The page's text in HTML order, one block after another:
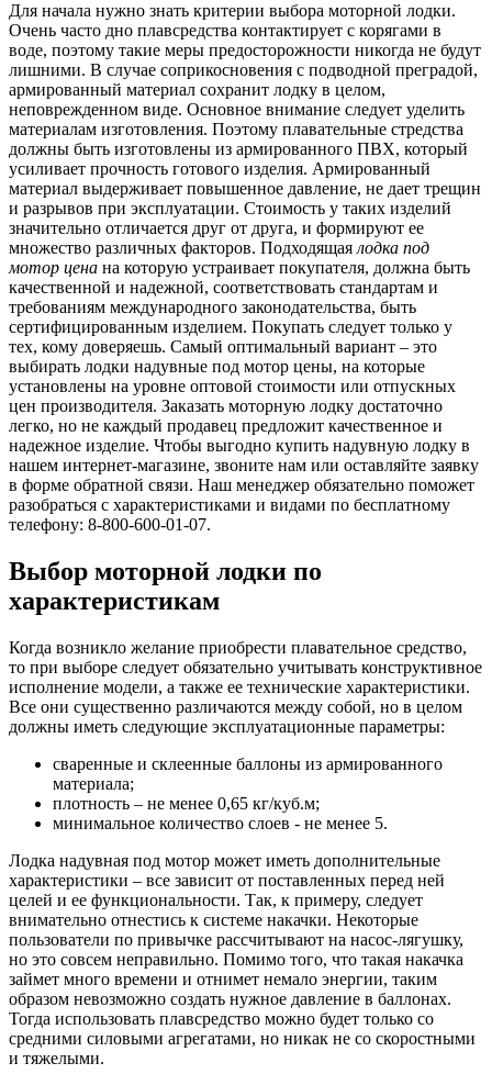
Для начала нужно знать критерии выбора моторной лодки.
Очень часто дно плавсредства контактирует с корягами в
воде, поэтому такие меры предосторожности никогда не будут
лишними. В случае соприкосновения с подводной преградой,
армированный материал сохранит лодку в целом,
неповрежденном виде. Основное внимание следует уделить
материалам изготовления. Поэтому плавательные стредства
должны быть изготовлены из армированного ПВХ, который
усиливает прочность готового изделия. Армированный
материал выдерживает повышенное давление, не дает трещин
и разрывов при эксплуатации. Стоимость у таких изделий
значительно отличается друг от друга, и формируют ее
множество различных факторов. Подходящая лодка под
мотор цена на которую устраивает покупателя, должна быть
качественной и надежной, соответствовать стандартам и
требованиям международного законодательства, быть
сертифицированным изделием. Покупать следует только у
тех, кому доверяешь. Самый оптимальный вариант – это
выбирать лодки надувные под мотор цены, на которые
установлены на уровне оптовой стоимости или отпускных
цен производителя. Заказать моторную лодку достаточно
легко, но не каждый продавец предложит качественное и
надежное изделие. Чтобы выгодно купить надувную лодку в
нашем интернет-магазине, звоните нам или оставляйте заявку
в форме обратной связи. Наш менеджер обязательно поможет
разобраться с характеристиками и видами по бесплатному
телефону: 8-800-600-01-07.
Выбор моторной лодки по
характеристикам
Когда возникло желание приобрести плавательное средство,
то при выборе следует обязательно учитывать конструктивное
исполнение модели, а также ее технические характеристики.
Все они существенно различаются между собой, но в целом
должны иметь следующие эксплуатационные параметры:
сваренные и склеенные баллоны из армированного
материала;
плотность – не менее 0,65 кг/куб.м;
минимальное количество слоев - не менее 5.
Лодка надувная под мотор может иметь дополнительные
характеристики – все зависит от поставленных перед ней
целей и ее функциональности. Так, к примеру, следует
внимательно отнестись к системе накачки. Некоторые
пользователи по привычке рассчитывают на насос-лягушку,
но это совсем неправильно. Помимо того, что такая накачка
займет много времени и отнимет немало энергии, таким
образом невозможно создать нужное давление в баллонах.
Тогда использовать плавсредство можно будет только со
средними силовыми агрегатами, но никак не со скоростными
и тяжелыми.